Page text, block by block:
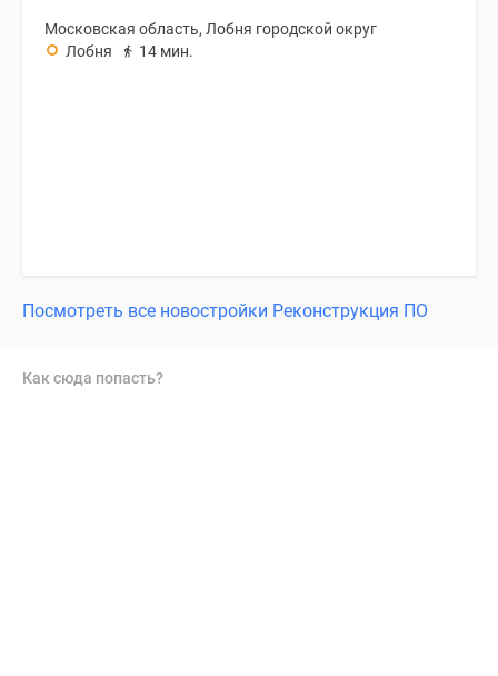
Московская область, Лобня городской округ
Лобня
14 мин.
Посмотреть все новостройки Реконструкция ПО
Как сюда попасть?